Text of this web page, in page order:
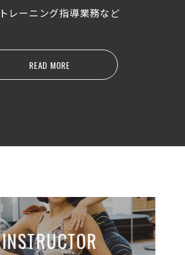
レーニング指導業務など
READ MORE
INSTRUCTOR